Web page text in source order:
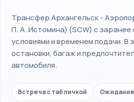
Трансфер Архангельск -
П. А. Истомина) (SCW) с заранее
условиями и временем подачи. В
остановки, багаж и
автомобиля.
Встреча с табличкой Ожидание